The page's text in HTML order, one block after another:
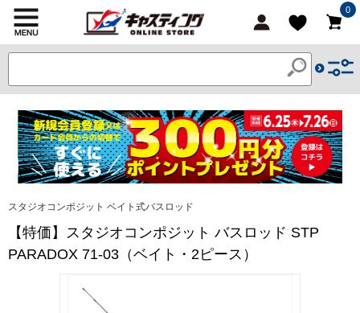
0
スタジオコンポジット ベイト式バスロッド
【特価】スタジオコンポジット バスロッド STP
PARADOX 71-03（ベイト・2ピース）